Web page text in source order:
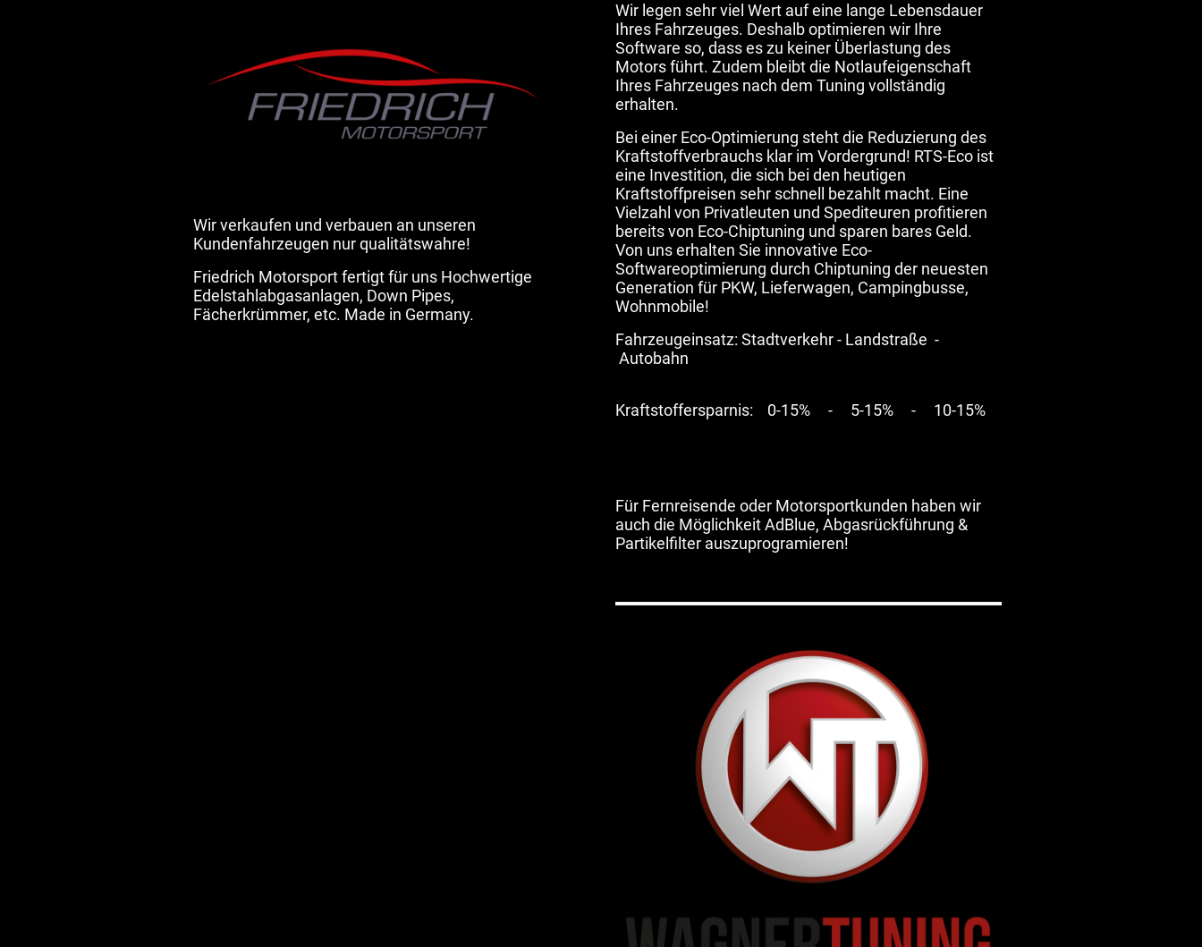
Wir verkaufen und verbauen an unseren
Kundenfahrzeugen nur qualitätswahre!
Friedrich Motorsport fertigt für uns Hochwertige
Edelstahlabgasanlagen, Down Pipes,
Fächerkrümmer, etc. Made in Germany.
Wir legen sehr viel Wert auf eine lange Lebensdauer
Ihres Fahrzeuges. Deshalb optimieren wir Ihre
Software so, dass es zu keiner Überlastung des
Motors führt. Zudem bleibt die Notlaufeigenschaft
Ihres Fahrzeuges nach dem Tuning vollständig
erhalten.
Bei einer Eco-Optimierung steht die Reduzierung des
Kraftstoffverbrauchs klar im Vordergrund! RTS-Eco ist
eine Investition, die sich bei den heutigen
Kraftstoffpreisen sehr schnell bezahlt macht. Eine
Vielzahl von Privatleuten und Spediteuren profitieren
bereits von Eco-Chiptuning und sparen bares Geld.
Von uns erhalten Sie innovative Eco-
Softwareoptimierung durch Chiptuning der neuesten
Generation für PKW, Lieferwagen, Campingbusse,
Wohnmobile!
Fahrzeugeinsatz: Stadtverkehr - Landstraße -
Autobahn
Kraftstoffersparnis: 0-15% - 5-15% - 10-15%
Für Fernreisende oder Motorsportkunden haben wir
auch die Möglichkeit AdBlue, Abgasrückführung &
Partikelfilter auszuprogramieren!